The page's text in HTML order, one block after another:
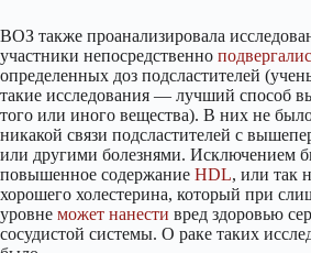
ВОЗ также проанализировала
участники непосредственно
определенных доз подсластителей
такие исследования — лучший способ
того или иного вещества). В них не
никакой связи подсластителей с
или другими болезнями. Исключением
повышенное содержание HDL, или так
хорошего холестерина, который при
уровне может нанести вред здоровью
сосудистой системы. О раке таких